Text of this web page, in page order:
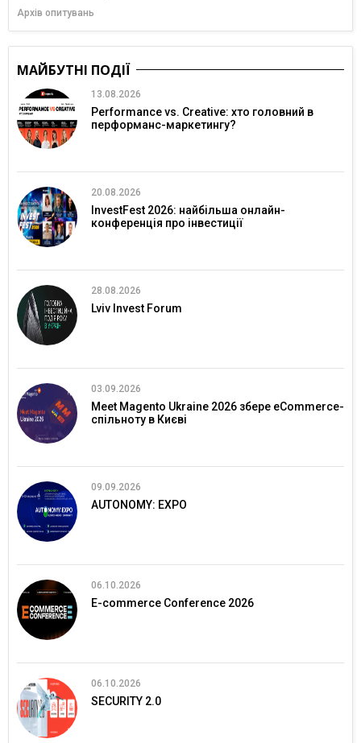
Архів опитувань
МАЙБУТНІ ПОДІЇ
13.08.2026
Performance vs. Creative: хто головний в
перформанс-маркетингу?
20.08.2026
InvestFest 2026: найбільша онлайн-
конференція про інвестиції
28.08.2026
Lviv Invest Forum
03.09.2026
Meet Magento Ukraine 2026 збере eCommerce-
спільноту в Києві
09.09.2026
AUTONOMY: EXPO
06.10.2026
E-commerce Conference 2026
06.10.2026
SECURITY 2.0